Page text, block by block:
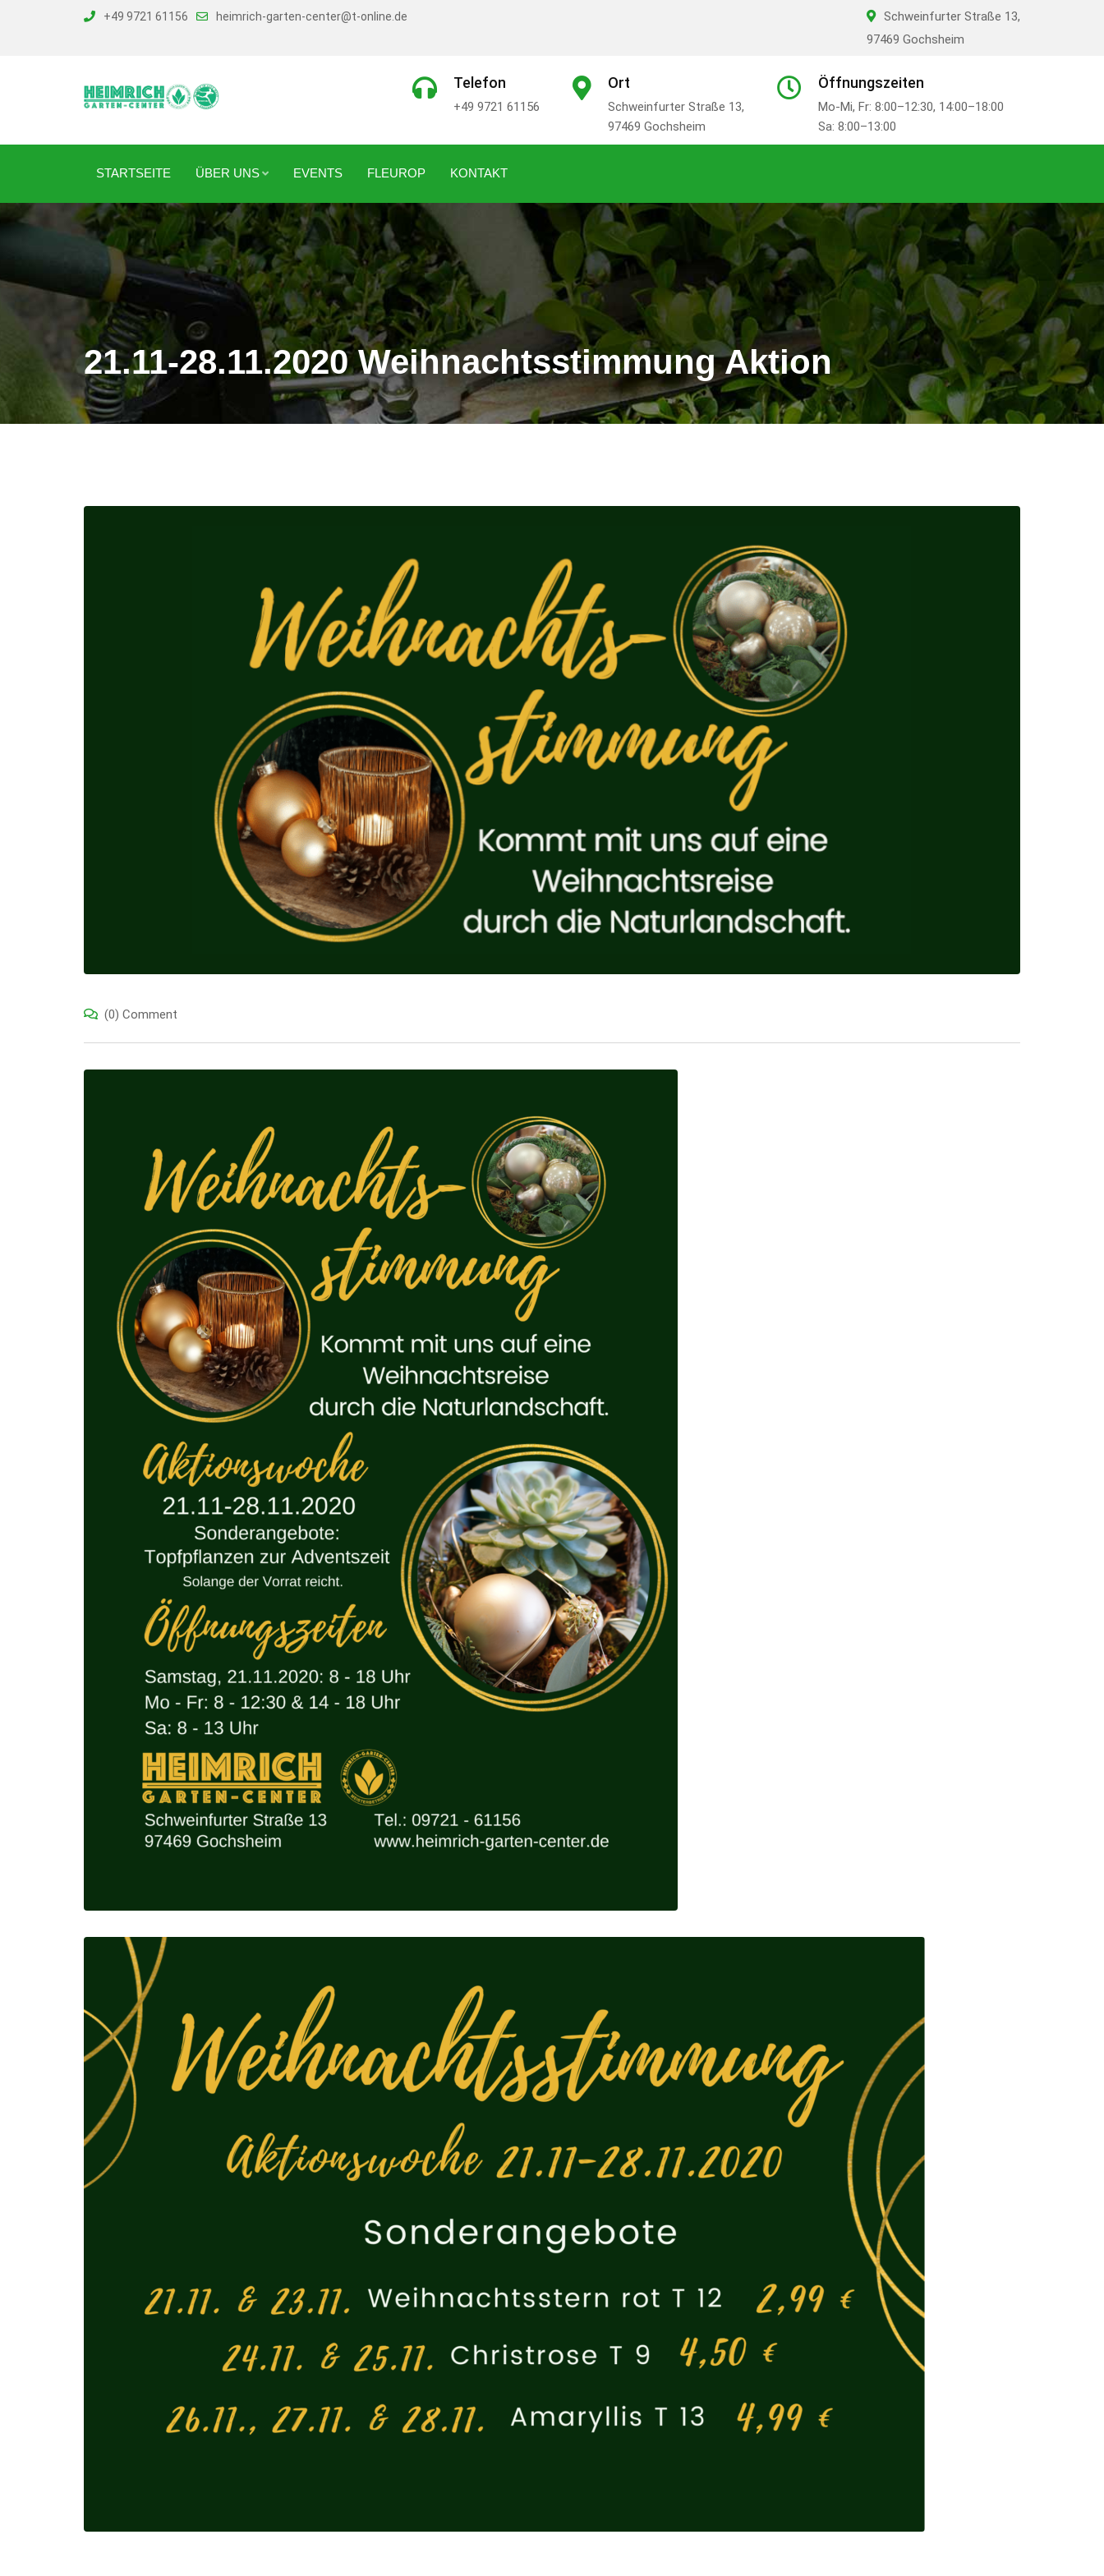
+49 9721 61156 heimrich-garten-center@t-online.de
Schweinfurter Straße 13,
97469 Gochsheim
Telefon
+49 9721 61156
Ort
Schweinfurter Straße 13,
97469 Gochsheim
Öffnungszeiten
Mo-Mi, Fr: 8:00–12:30, 14:00–18:00
Sa: 8:00–13:00
STARTSEITE ÜBER UNS EVENTS FLEUROP KONTAKT
21.11-28.11.2020 Weihnachtsstimmung Aktion
(0) Comment